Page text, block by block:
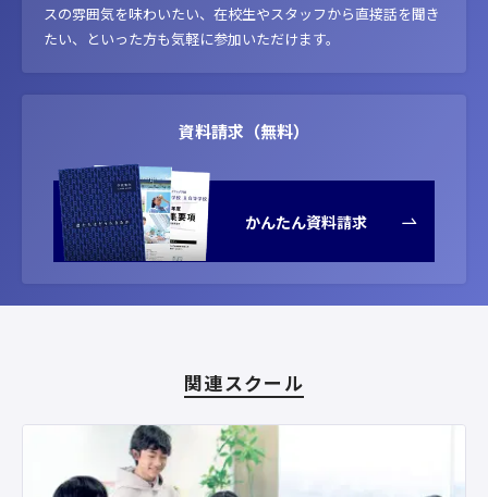
スの雰囲気を味わいたい、在校生やスタッフから直接話を聞き
たい、といった方も気軽に参加いただけます。
資料請求（無料）
かんたん資料請求
関連スクール